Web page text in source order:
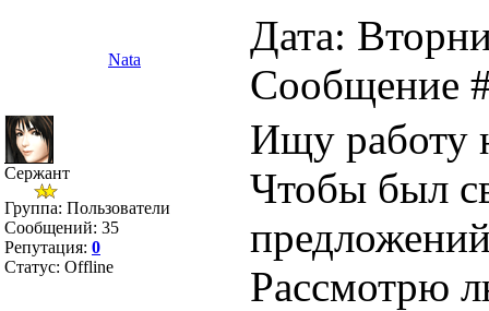
Nata
Дата:
Сообщение
Сержант
Группа: Пользователи
Сообщений: 35
Репутация: 0
Статус: Offline
Ищу работу
Чтобы был
Рассмотрю